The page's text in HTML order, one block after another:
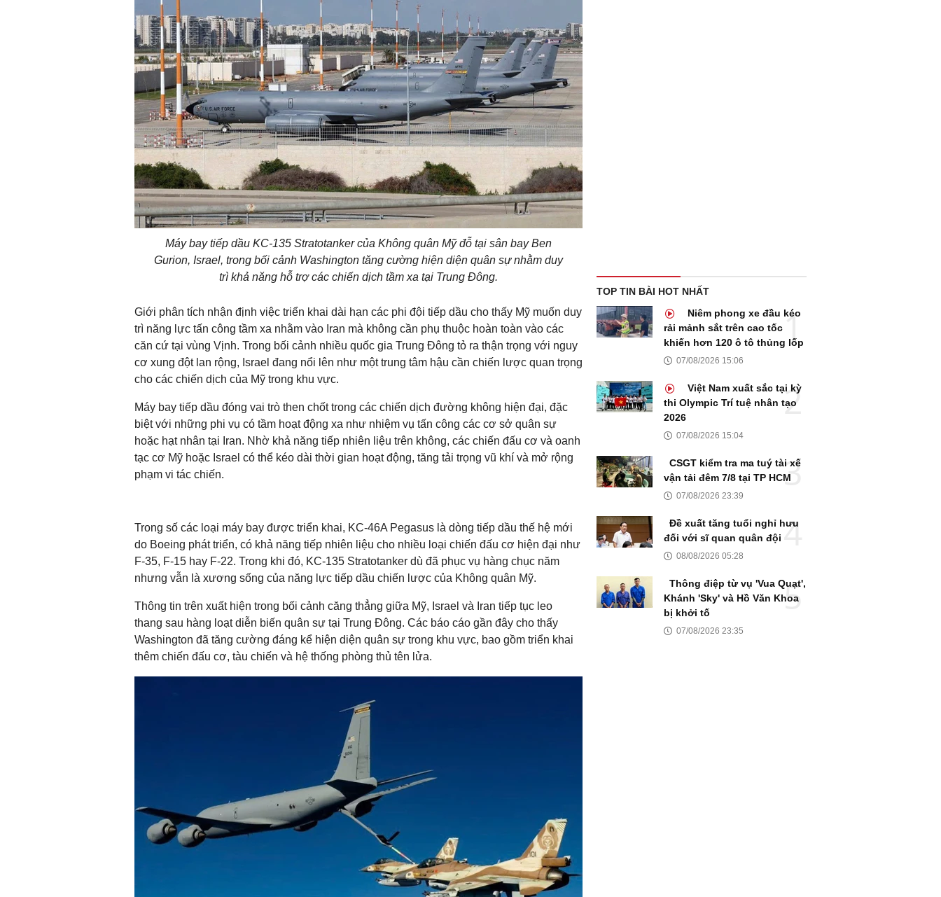
Máy bay tiếp dầu KC-135 Stratotanker của Không quân Mỹ đỗ tại sân bay Ben
Gurion, Israel, trong bối cảnh Washington tăng cường hiện diện quân sự nhằm duy
trì khả năng hỗ trợ các chiến dịch tầm xa tại Trung Đông.
Giới phân tích nhận định việc triển khai dài hạn các phi đội tiếp dầu cho thấy Mỹ muốn duy
trì năng lực tấn công tầm xa nhằm vào Iran mà không cần phụ thuộc hoàn toàn vào các
căn cứ tại vùng Vịnh. Trong bối cảnh nhiều quốc gia Trung Đông tỏ ra thận trọng với nguy
cơ xung đột lan rộng, Israel đang nổi lên như một trung tâm hậu cần chiến lược quan trọng
cho các chiến dịch của Mỹ trong khu vực.
Máy bay tiếp dầu đóng vai trò then chốt trong các chiến dịch đường không hiện đại, đặc
biệt với những phi vụ có tầm hoạt động xa như nhiệm vụ tấn công các cơ sở quân sự
hoặc hạt nhân tại Iran. Nhờ khả năng tiếp nhiên liệu trên không, các chiến đấu cơ và oanh
tạc cơ Mỹ hoặc Israel có thể kéo dài thời gian hoạt động, tăng tải trọng vũ khí và mở rộng
phạm vi tác chiến.
Trong số các loại máy bay được triển khai, KC-46A Pegasus là dòng tiếp dầu thế hệ mới
do Boeing phát triển, có khả năng tiếp nhiên liệu cho nhiều loại chiến đấu cơ hiện đại như
F-35, F-15 hay F-22. Trong khi đó, KC-135 Stratotanker dù đã phục vụ hàng chục năm
nhưng vẫn là xương sống của năng lực tiếp dầu chiến lược của Không quân Mỹ.
Thông tin trên xuất hiện trong bối cảnh căng thẳng giữa Mỹ, Israel và Iran tiếp tục leo
thang sau hàng loạt diễn biến quân sự tại Trung Đông. Các báo cáo gần đây cho thấy
Washington đã tăng cường đáng kể hiện diện quân sự trong khu vực, bao gồm triển khai
thêm chiến đấu cơ, tàu chiến và hệ thống phòng thủ tên lửa.
TOP TIN BÀI HOT NHẤT
Niêm phong xe đầu kéo
rải mảnh sắt trên cao tốc
khiến hơn 120 ô tô thủng lốp
07/08/2026 15:06
Việt Nam xuất sắc tại kỳ
thi Olympic Trí tuệ nhân tạo
2026
07/08/2026 15:04
CSGT kiểm tra ma tuý tài xế
vận tải đêm 7/8 tại TP HCM
07/08/2026 23:39
Đề xuất tăng tuổi nghỉ hưu
đối với sĩ quan quân đội
08/08/2026 05:28
Thông điệp từ vụ 'Vua Quạt',
Khánh 'Sky' và Hồ Văn Khoa
bị khởi tố
07/08/2026 23:35